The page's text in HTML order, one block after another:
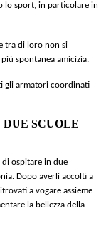
lo sport, in particolare in
tra di loro non si
spontanea amicizia.
gli armatori coordinati
SCUOLE
di ospitare in due
Dopo averli accolti a
a vogare assieme
la bellezza della